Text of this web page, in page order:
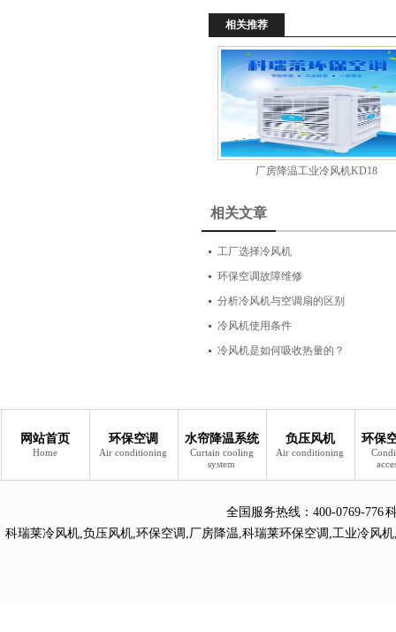
相关推荐
厂房降温工业冷风机KD18
相关文章
工厂选择冷风机
环保空调故障维修
分析冷风机与空调扇的区别
冷风机使用条件
冷风机是如何吸收热量的？
网站首页
Home
环保空调
Air conditioning
水帘降温系统
Curtain cooling
system
负压风机
Air conditioning
环保
全国服务热线： 400-0769-776
科瑞莱冷风机,负压风机,环保空调 ,厂房降温,科瑞莱环保空调 ,工业冷风机